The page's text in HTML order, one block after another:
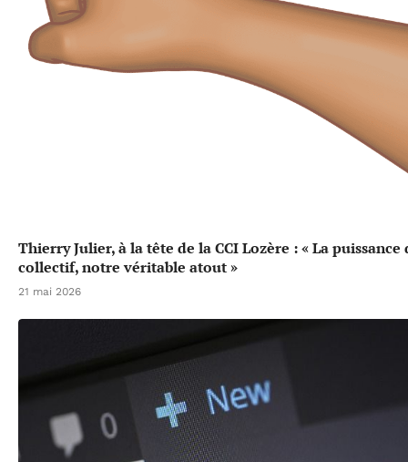
Thierry Julier, à la tête de la CCI Lozère : « La puissance
collectif, notre véritable atout »
21 mai 2026